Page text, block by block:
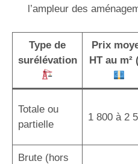
l’ampleur des
Type de
surélévation
Prix
HT au m²
Totale ou
partielle
1 800 à 2
Brute (hors